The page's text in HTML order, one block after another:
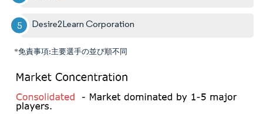
Desire2Learn Corporation
*免責事項:主要選手の並び順不同